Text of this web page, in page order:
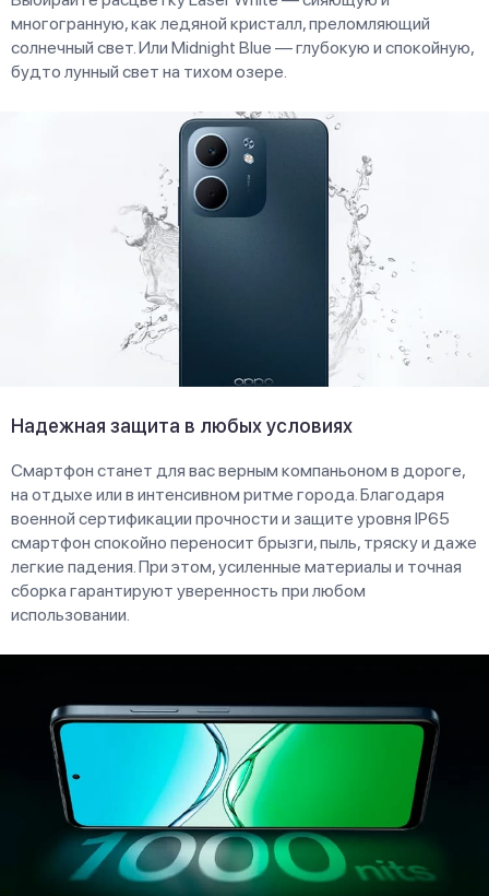
многогранную, как ледяной кристалл, преломляющий
солнечный свет. Или Midnight Blue — глубокую и спокойную,
будто лунный свет на тихом озере.
Надежная защита в любых условиях
Смартфон станет для вас верным компаньоном в дороге,
на отдыхе или в интенсивном ритме города. Благодаря
военной сертификации прочности и защите уровня IP65
смартфон спокойно переносит брызги, пыль, тряску и даже
легкие падения. При этом, усиленные материалы и точная
сборка гарантируют уверенность при любом
использовании.